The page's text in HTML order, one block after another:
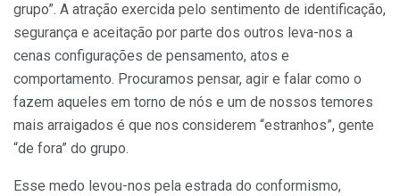
grupo”. A atração exercida pelo sentimento de identificação,
segurança e aceitação por parte dos outros leva-nos a
cenas configurações de pensamento, atos e
comportamento. Procuramos pensar, agir e falar como o
fazem aqueles em torno de nós e um de nossos temores
mais arraigados é que nos considerem “estranhos”, gente
“de fora” do grupo.
Esse medo levou-nos pela estrada do conformismo,